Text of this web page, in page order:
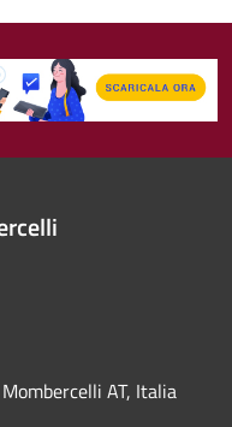
AT, Italia